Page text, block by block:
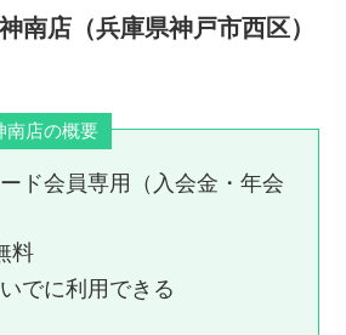
南店（兵庫県神戸市西区）
南店の概要
ド会員専用（入会金・年会
料
でに利用できる